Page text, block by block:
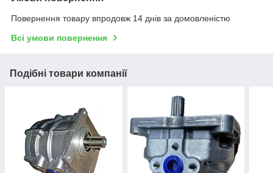
Повернення товару впродовж 14 днів за домовленістю
Всі умови повернення
Подібні товари компанії